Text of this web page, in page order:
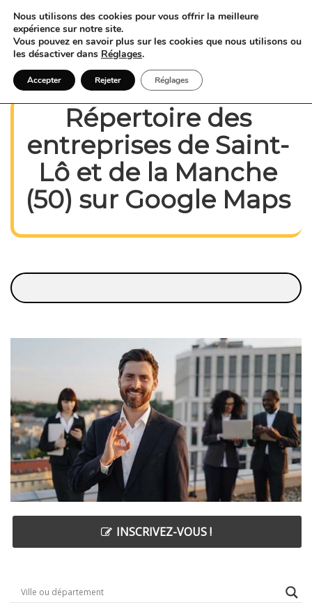
Répertoire des
entreprises de Saint-
Lô et de la Manche
(50) sur Google Maps
INSCRIVEZ-VOUS !
Nous utilisons des cookies pour vous offrir la meilleure
expérience sur notre site.
Vous pouvez en savoir plus sur les cookies que nous utilisons ou
les désactiver dans Réglages.
Accepter Rejeter Réglages